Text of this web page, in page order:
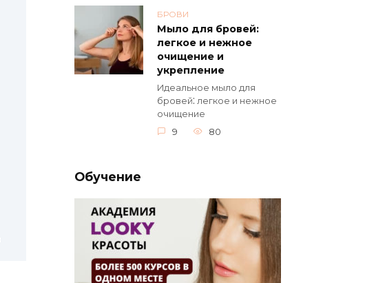
БРОВИ
Мыло для бровей:
легкое и нежное
очищение и
укрепление
Идeальное мыло для
бровей⁚ легкоe и нежное
очищение
9
80
Обучение